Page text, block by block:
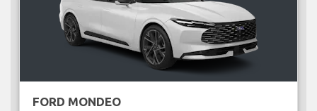
FORD MONDEO